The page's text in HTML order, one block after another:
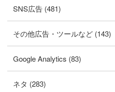
SNS広告 (481)
その他広告・ツールなど (143)
Google Analytics (83)
ネタ (283)